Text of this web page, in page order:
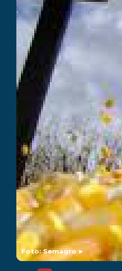
Foto: Semagro ►